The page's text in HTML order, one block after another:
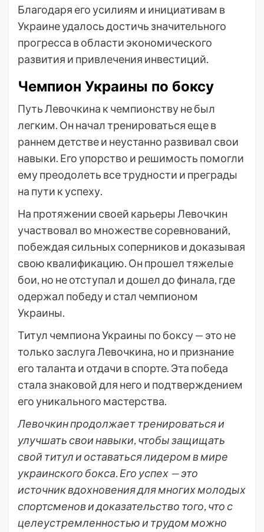
Благодаря его усилиям и инициативам в
Украине удалось достичь значительного
прогресса в области экономического
развития и привлечения инвестиций.
Чемпион Украины по боксу
Путь Левочкина к чемпионству не был
легким. Он начал тренироваться еще в
раннем детстве и неустанно развивал свои
навыки. Его упорство и решимость помогли
ему преодолеть все трудности и преграды
на пути к успеху.
На протяжении своей карьеры Левочкин
участвовал во множестве соревнований,
побеждая сильных соперников и доказывая
свою квалификацию. Он прошел тяжелые
бои, но не отступал и дошел до финала, где
одержал победу и стал чемпионом
Украины.
Титул чемпиона Украины по боксу — это не
только заслуга Левочкина, но и признание
его таланта и отдачи в спорте. Эта победа
стала знаковой для него и подтверждением
его уникального мастерства.
Левочкин продолжает тренироваться и
улучшать свои навыки, чтобы защищать
свой титул и оставаться лидером в мире
украинского бокса. Его успех — это
источник вдохновения для многих молодых
спортсменов и доказательство того, что с
целеустремленностью и трудом можно